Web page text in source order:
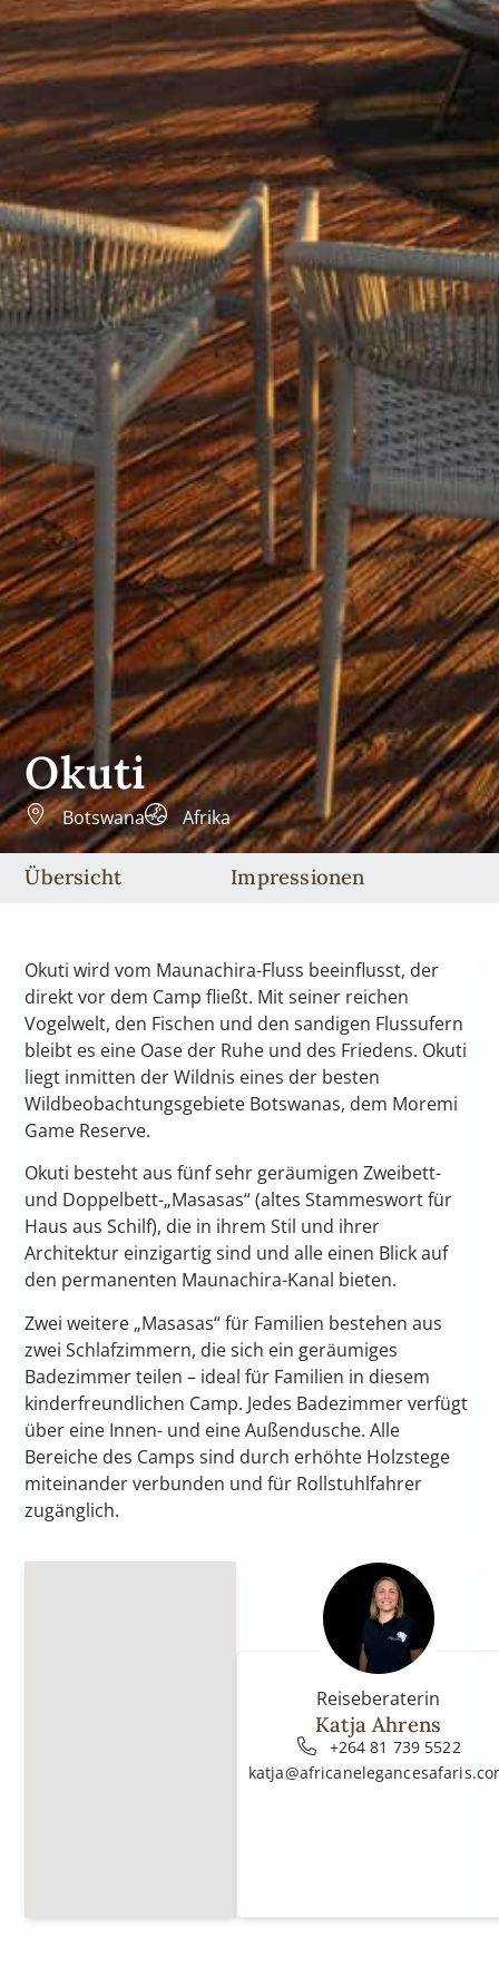
Okuti
Botswana Afrika
Übersicht Impressionen
Okuti wird vom Maunachira-Fluss beeinflusst, der
direkt vor dem Camp fließt. Mit seiner reichen
Vogelwelt, den Fischen und den sandigen Flussufern
bleibt es eine Oase der Ruhe und des Friedens. Okuti
liegt inmitten der Wildnis eines der besten
Wildbeobachtungsgebiete Botswanas, dem Moremi
Game Reserve.
Okuti besteht aus fünf sehr geräumigen Zweibett-
und Doppelbett-„Masasas“ (altes Stammeswort für
Haus aus Schilf), die in ihrem Stil und ihrer
Architektur einzigartig sind und alle einen Blick auf
den permanenten Maunachira-Kanal bieten.
Zwei weitere „Masasas“ für Familien bestehen aus
zwei Schlafzimmern, die sich ein geräumiges
Badezimmer teilen – ideal für Familien in diesem
kinderfreundlichen Camp. Jedes Badezimmer verfügt
über eine Innen- und eine Außendusche. Alle
Bereiche des Camps sind durch erhöhte Holzstege
miteinander verbunden und für Rollstuhlfahrer
zugänglich.
Reiseberaterin
Katja Ahrens
+264 81 739 5522